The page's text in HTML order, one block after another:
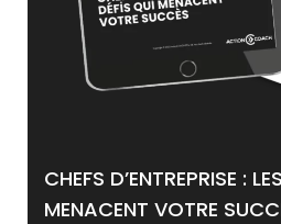
CHEFS D’ENTREPRISE :
MENACENT VOTRE